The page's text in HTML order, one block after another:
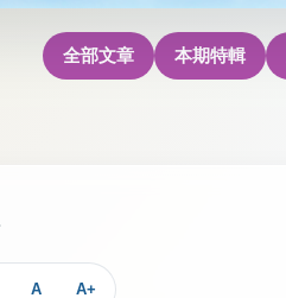
全部文章 本期特輯
A A+